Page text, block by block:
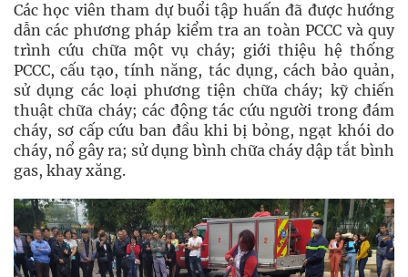
Các học viên tham dự buổi tập huấn đã được hướng
dẫn các phương pháp kiểm tra an toàn PCCC và quy
trình cứu chữa một vụ cháy; giới thiệu hệ thống
PCCC, cấu tạo, tính năng, tác dụng, cách bảo quản,
sử dụng các loại phương tiện chữa cháy; kỹ chiến
thuật chữa cháy; các động tác cứu người trong đám
cháy, sơ cấp cứu ban đầu khi bị bỏng, ngạt khói do
cháy, nổ gây ra; sử dụng bình chữa cháy dập tắt bình
gas, khay xăng.